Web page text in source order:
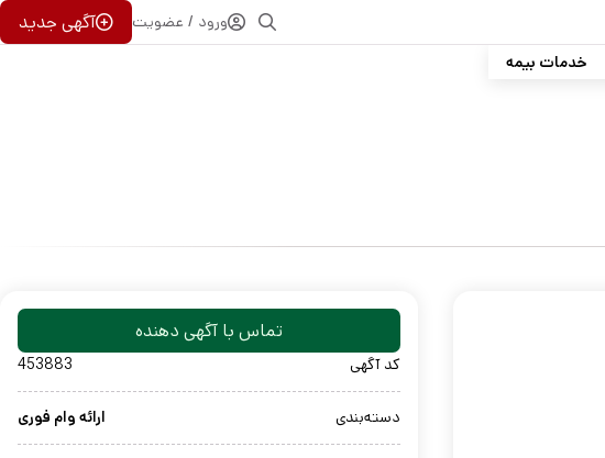
ورود / عضویت
آگهی جدید
خدمات بیمه
تماس با آگهی دهنده
کد آگهی 453883
دسته‌بندی ارائه وام فوری